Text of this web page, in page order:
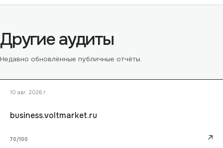
Другие аудиты
Недавно обновлённые публичные отчёты.
10 авг. 2026 г.
business.voltmarket.ru
70/100 ↗